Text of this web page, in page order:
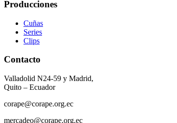
Producciones
Cuñas
Series
Clips
Contacto
Valladolid N24-59 y Madrid,
Quito – Ecuador
corape@corape.org.ec
mercadeo@corape.org.ec